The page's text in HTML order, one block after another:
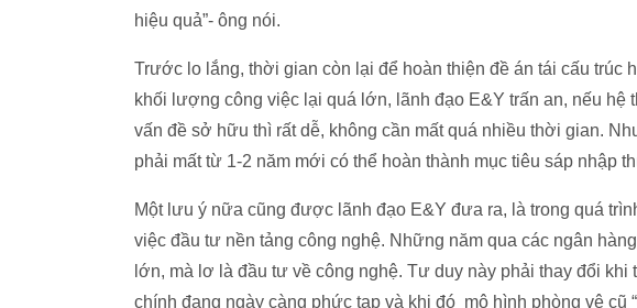
hiệu quả”- ông nói.
Trước lo lắng, thời gian còn lại để hoàn thiện đề án tái cấu trúc
khối lượng công việc lại quá lớn, lãnh đạo E&Y trấn an, nếu hệ
vấn đề sở hữu thì rất dễ, không cần mất quá nhiều thời gian.
phải mất từ 1-2 năm mới có thể hoàn thành mục tiêu sáp nhập
Một lưu ý nữa cũng được lãnh đạo E&Y đưa ra, là trong quá
việc đầu tư nền tảng công nghệ. Những năm qua các ngân
lớn, mà lơ là đầu tư về công nghệ. Tư duy này phải thay đổi
chính đang ngày càng phức tạp và khi đó mô hình phòng vệ cũ